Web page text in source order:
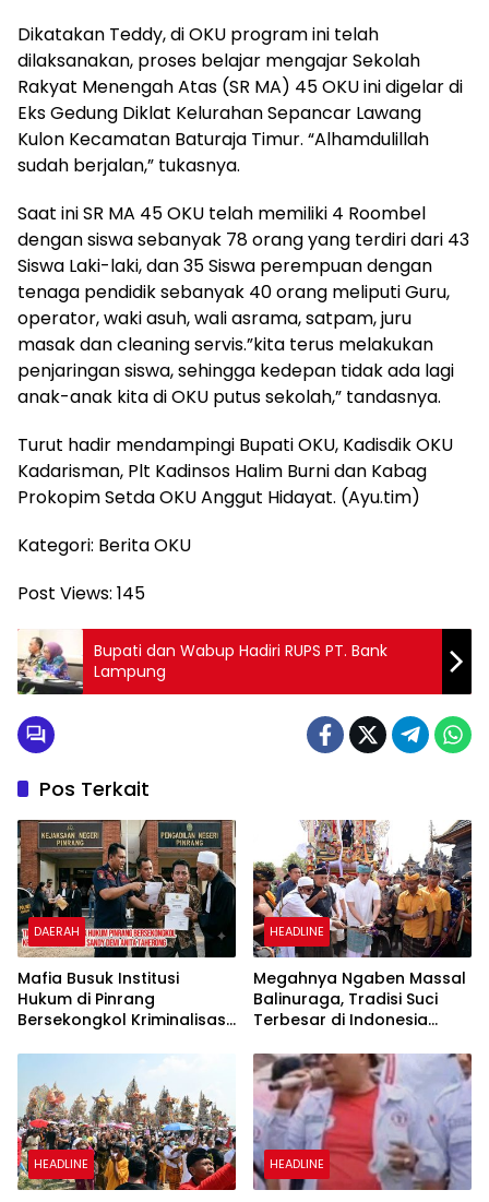
Dikatakan Teddy, di OKU program ini telah
dilaksanakan, proses belajar mengajar Sekolah
Rakyat Menengah Atas (SR MA) 45 OKU ini digelar di
Eks Gedung Diklat Kelurahan Sepancar Lawang
Kulon Kecamatan Baturaja Timur. “Alhamdulillah
sudah berjalan,” tukasnya.
Saat ini SR MA 45 OKU telah memiliki 4 Roombel
dengan siswa sebanyak 78 orang yang terdiri dari 43
Siswa Laki-laki, dan 35 Siswa perempuan dengan
tenaga pendidik sebanyak 40 orang meliputi Guru,
operator, waki asuh, wali asrama, satpam, juru
masak dan cleaning servis.”kita terus melakukan
penjaringan siswa, sehingga kedepan tidak ada lagi
anak-anak kita di OKU putus sekolah,” tandasnya.
Turut hadir mendampingi Bupati OKU, Kadisdik OKU
Kadarisman, Plt Kadinsos Halim Burni dan Kabag
Prokopim Setda OKU Anggut Hidayat. (Ayu.tim)
Kategori: Berita OKU
Post Views: 145
Bupati dan Wabup Hadiri RUPS PT. Bank
Lampung
Pos Terkait
DAERAH
Mafia Busuk Institusi
Hukum di Pinrang
Bersekongkol Kriminalisasi
HEADLINE
Megahnya Ngaben Massal
Balinuraga, Tradisi Suci
Terbesar di Indonesia
dan Merekatkan Ikatan
Keluarga
HEADLINE HEADLINE